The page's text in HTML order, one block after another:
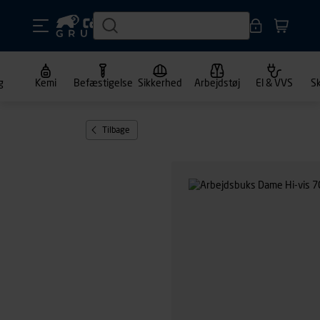
Kemi Befæstigelse Sikkerhed Arbejdstøj El & VVS
Tilbage